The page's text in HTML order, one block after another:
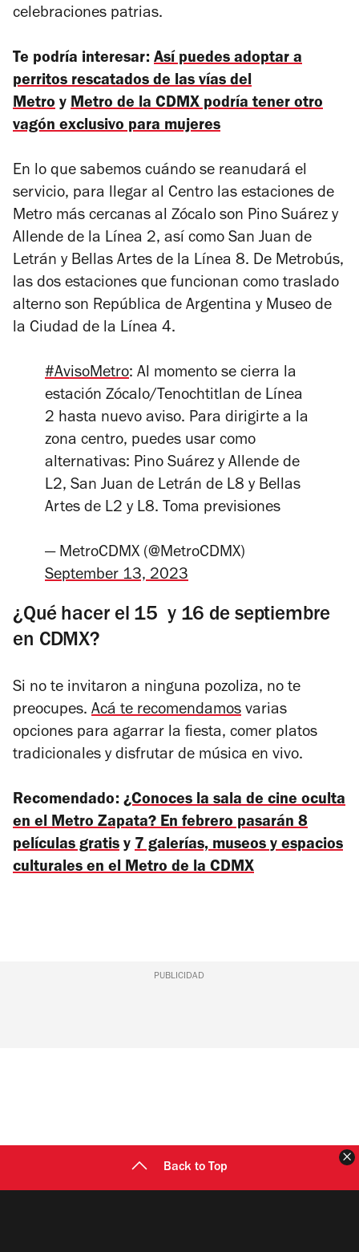
celebraciones patrias.
Te podría interesar: Así puedes adoptar a
perritos rescatados de las vías del
Metro y Metro de la CDMX podría tener otro
vagón exclusivo para mujeres
En lo que sabemos cuándo se reanudará el
servicio, para llegar al Centro las estaciones de
Metro más cercanas al Zócalo son Pino Suárez y
Allende de la Línea 2, así como San Juan de
Letrán y Bellas Artes de la Línea 8. De Metrobús,
las dos estaciones que funcionan como traslado
alterno son República de Argentina y Museo de
la Ciudad de la Línea 4.
#AvisoMetro: Al momento se cierra la
estación Zócalo/Tenochtitlan de Línea
2 hasta nuevo aviso. Para dirigirte a la
zona centro, puedes usar como
alternativas: Pino Suárez y Allende de
L2, San Juan de Letrán de L8 y Bellas
Artes de L2 y L8. Toma previsiones
— MetroCDMX (@MetroCDMX)
September 13, 2023
¿Qué hacer el 15 y 16 de septiembre
en CDMX?
Si no te invitaron a ninguna pozoliza, no te
preocupes. Acá te recomendamos varias
opciones para agarrar la fiesta, comer platos
tradicionales y disfrutar de música en vivo.
Recomendado: ¿Conoces la sala de cine oculta
en el Metro Zapata? En febrero pasarán 8
películas gratis y 7 galerías, museos y espacios
culturales en el Metro de la CDMX
PUBLICIDAD
Back to Top